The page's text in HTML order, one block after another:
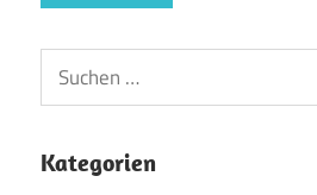
Suchen
nach:
Kategorien